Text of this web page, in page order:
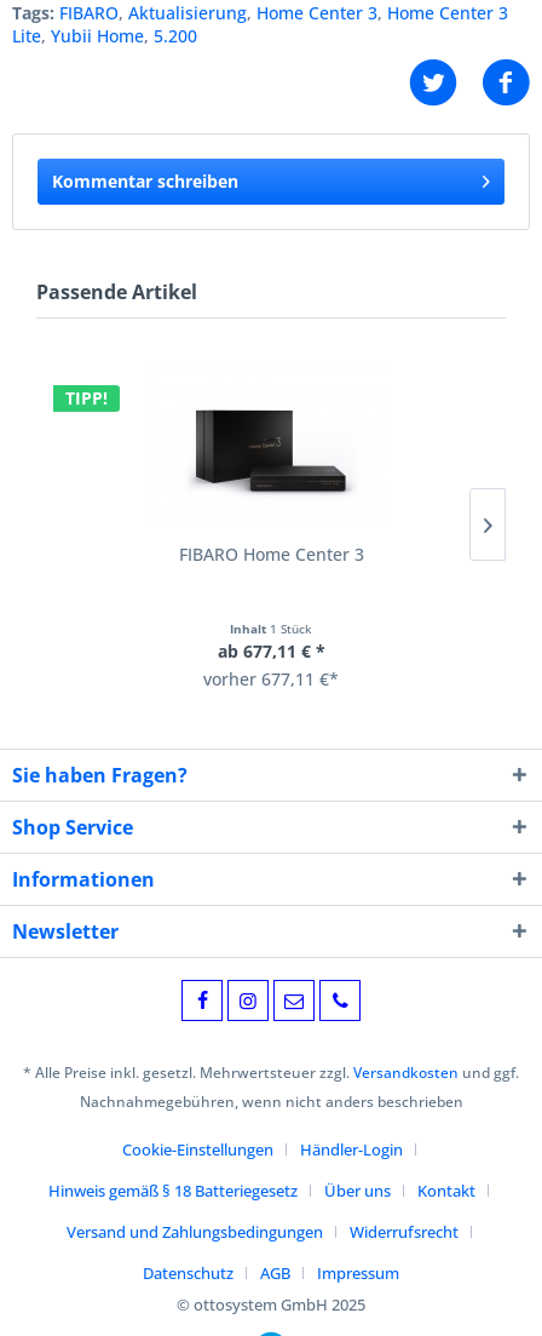
Tags: FIBARO, Aktualisierung, Home Center 3, Home Center 3
Lite, Yubii Home, 5.200
Kommentar schreiben
Passende Artikel
TIPP!
FIBARO Home Center 3
Inhalt 1 Stück
ab 677,11 € *
vorher 677,11 €*
Sie haben Fragen?
Shop Service
Informationen
Newsletter
* Alle Preise inkl. gesetzl. Mehrwertsteuer zzgl.Versandkosten und ggf.
Nachnahmegebühren, wenn nicht anders beschrieben
Cookie-Einstellungen
Händler-Login
Hinweis gemäß § 18 Batteriegesetz
Über uns
Kontakt
Versand und Zahlungsbedingungen
Widerrufsrecht
Datenschutz
AGB
Impressum
© ottosystem GmbH 2025